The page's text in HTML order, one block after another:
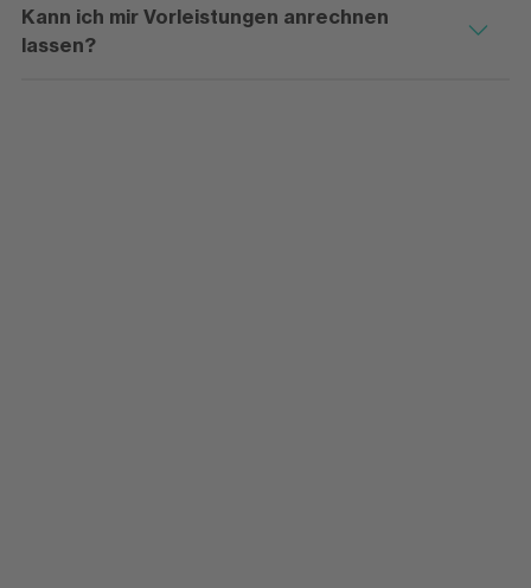
Kann ich mir Vorleistungen anrechnen
lassen?